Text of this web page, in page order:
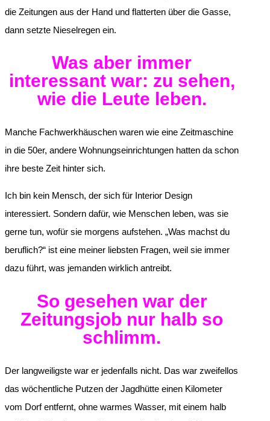
die Zeitungen aus der Hand und flatterten über die Gasse,
dann setzte Nieselregen ein.
Was aber immer
interessant war: zu sehen,
wie die Leute leben.
Manche Fachwerkhäuschen waren wie eine Zeitmaschine
in die 50er, andere Wohnungseinrichtungen hatten da schon
ihre beste Zeit hinter sich.
Ich bin kein Mensch, der sich für Interior Design
interessiert. Sondern dafür, wie Menschen leben, was sie
gerne tun, wofür sie morgens aufstehen. „Was machst du
beruflich?“ ist eine meiner liebsten Fragen, weil sie immer
dazu führt, was jemanden wirklich antreibt.
So gesehen war der
Zeitungsjob nur halb so
schlimm.
Der langweiligste war er jedenfalls nicht. Das war zweifellos
das wöchentliche Putzen der Jagdhütte einen Kilometer
vom Dorf entfernt, ohne warmes Wasser, mit einem halb